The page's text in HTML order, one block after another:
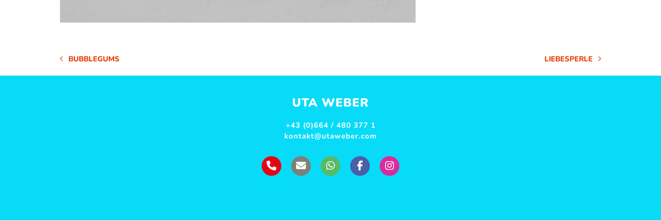
VORHERIGER
BEITRAG:
BUBBLEGUMS
NÄCHSTER
BEITRAG:
LIEBESPERLE
UTA WEBER
+43 (0)664 / 480 377 1
kontakt@utaweber.com